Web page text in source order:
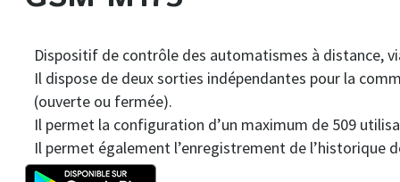
Dispositif de contrôle des automatismes à distance,
Il dispose de deux sorties indépendantes pour la
(ouverte ou fermée).
Il permet la configuration d’un maximum de 509
Il permet également l’enregistrement de l’historique